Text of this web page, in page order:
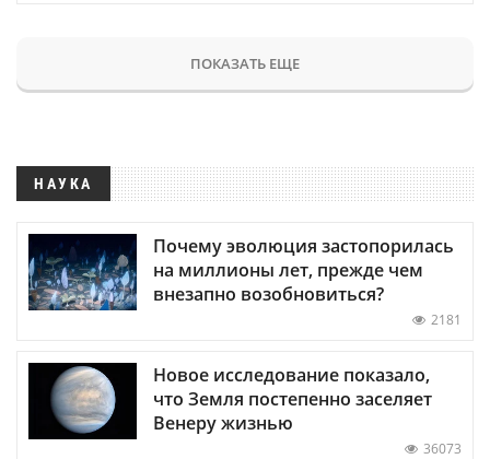
ПОКАЗАТЬ ЕЩЕ
НАУКА
Почему эволюция застопорилась
на миллионы лет, прежде чем
внезапно возобновиться?
2181
Новое исследование показало,
что Земля постепенно заселяет
Венеру жизнью
36073